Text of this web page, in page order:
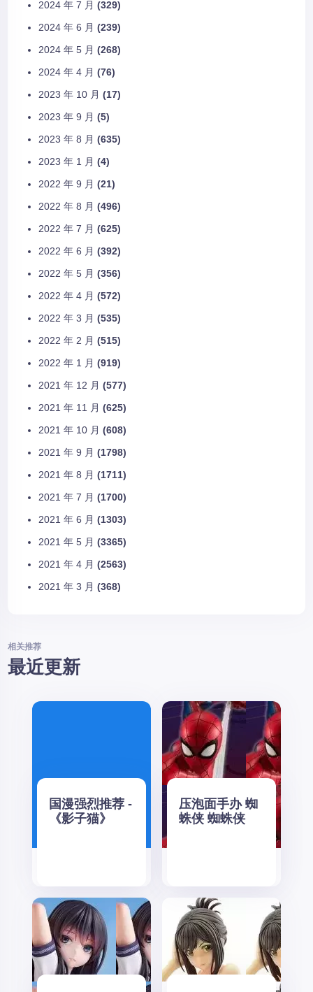
2024 年 7 月 (329)
2024 年 6 月 (239)
2024 年 5 月 (268)
2024 年 4 月 (76)
2023 年 10 月 (17)
2023 年 9 月 (5)
2023 年 8 月 (635)
2023 年 1 月 (4)
2022 年 9 月 (21)
2022 年 8 月 (496)
2022 年 7 月 (625)
2022 年 6 月 (392)
2022 年 5 月 (356)
2022 年 4 月 (572)
2022 年 3 月 (535)
2022 年 2 月 (515)
2022 年 1 月 (919)
2021 年 12 月 (577)
2021 年 11 月 (625)
2021 年 10 月 (608)
2021 年 9 月 (1798)
2021 年 8 月 (1711)
2021 年 7 月 (1700)
2021 年 6 月 (1303)
2021 年 5 月 (3365)
2021 年 4 月 (2563)
2021 年 3 月 (368)
相关推荐
最近更新
国漫强烈推荐 -
《影子猫》
压泡面手办 蜘
蛛侠 蜘蛛侠